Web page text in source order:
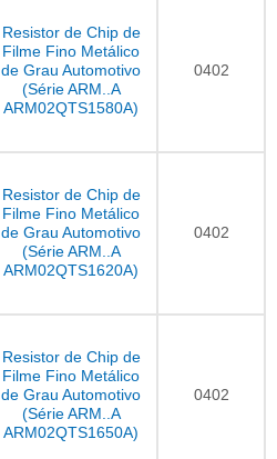
Resistor de Chip de
Filme Fino Metálico
de Grau Automotivo
(Série ARM..A
ARM02QTS1580A)
0402
Resistor de Chip de
Filme Fino Metálico
de Grau Automotivo
(Série ARM..A
ARM02QTS1620A)
0402
Resistor de Chip de
Filme Fino Metálico
de Grau Automotivo
(Série ARM..A
ARM02QTS1650A)
0402